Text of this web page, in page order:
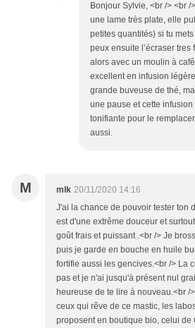
Bonjour Sylvie, <br /> <br
une lame très plate, elle
petites quantités) si tu
peux ensuite l’écraser tres
alors avec un moulin à
excellent en infusion
grande buveuse de thé,
une pause et cette
tonifiante pour le
aussi.
M mlk 20/11/2020 14:16
J'ai la chance de pouvoir tester ton
est d'une extrême douceur et
goût frais et puissant .<br /> Je
puis je garde en bouche en huile
fortifie aussi les gencives.<br /> La
pas et je n'ai jusqu'à présent nul
heureuse de te lire à nouveau.<br /
ceux qui rêve de ce mastic, les
proposent en boutique bio, celui de